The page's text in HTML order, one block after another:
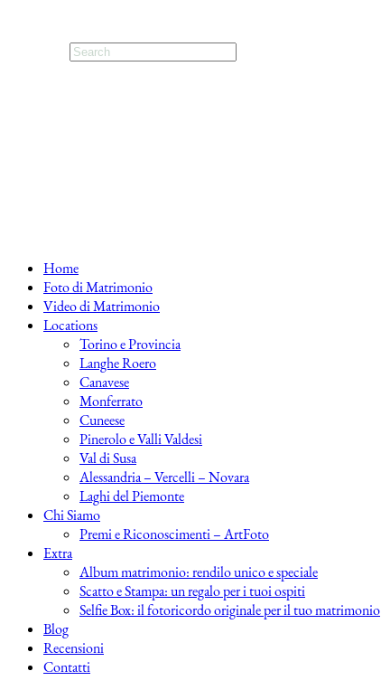
Home
Foto di Matrimonio
Video di Matrimonio
Locations
Torino e Provincia
Langhe Roero
Canavese
Monferrato
Cuneese
Pinerolo e Valli Valdesi
Val di Susa
Alessandria – Vercelli – Novara
Laghi del Piemonte
Chi Siamo
Premi e Riconoscimenti – ArtFoto
Extra
Album matrimonio: rendilo unico e speciale
Scatto e Stampa: un regalo per i tuoi ospiti
Selfie Box: il fotoricordo originale per il tuo matrimonio
Blog
Recensioni
Contatti